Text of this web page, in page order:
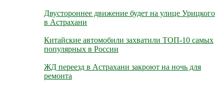
Двустороннее движение будет на улице Урицкого
в Астрахани
Китайские автомобили захватили ТОП-10 самых
популярных в России
ЖД переезд в Астрахани закроют на ночь для
ремонта